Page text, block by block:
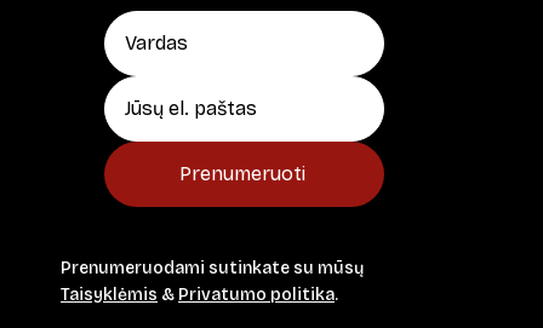
Prenumeruoti
Prenumeruodami sutinkate su mūsų
Taisyklėmis & Privatumo politika.